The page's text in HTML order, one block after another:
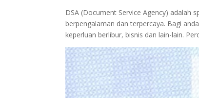
DSA (Document Service Agency) adalah
berpengalaman dan terpercaya. Bagi
keperluan berlibur, bisnis dan lain-lain.